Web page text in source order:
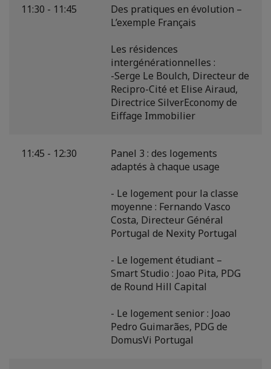
11:30 - 11:45
Des pratiques en évolution –
L’exemple Français
Les résidences
intergénérationnelles :
-Serge Le Boulch, Directeur de
Recipro-Cité et Elise Airaud,
Directrice SilverEconomy de
Eiffage Immobilier
11:45 - 12:30
Panel 3 : des logements
adaptés à chaque usage
- Le logement pour la classe
moyenne : Fernando Vasco
Costa, Directeur Général
Portugal de Nexity Portugal
- Le logement étudiant –
Smart Studio : Joao Pita, PDG
de Round Hill Capital
- Le logement senior : Joao
Pedro Guimarães, PDG de
DomusVi Portugal